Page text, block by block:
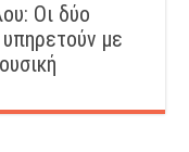
Οι δύο
με